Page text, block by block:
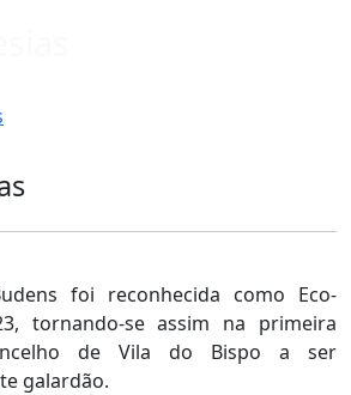
foi reconhecida como Eco-
tornando-se assim na primeira
de Vila do Bispo a ser
galardão.